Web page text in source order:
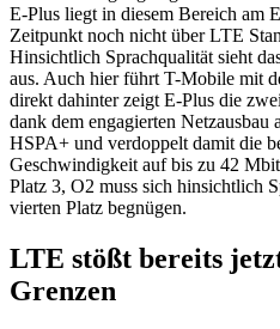
E-Plus liegt in diesem Bereich am
Zeitpunkt noch nicht überLTE
Hinsichtlich Sprachqualität sieht
aus. Auch hier führt T-Mobile mit
direkt dahinter zeigt E-Plus die
dank dem engagierten
HSPA+ und verdoppelt damit die
Geschwindigkeit auf bis zu 42
Platz 3, O2 muss sich hinsichtlich
vierten Platz begnügen.
LTE stößt bereits
Grenzen